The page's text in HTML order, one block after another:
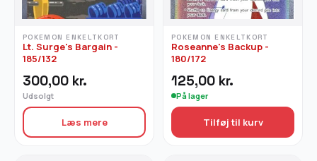
POKEMON ENKELTKORT
Lt. Surge's Bargain -
185/132
300,00 kr.
Udsolgt
Læs mere
POKEMON ENKELTKORT
Roseanne's Backup -
180/172
125,00 kr.
På lager
Tilføj til kurv